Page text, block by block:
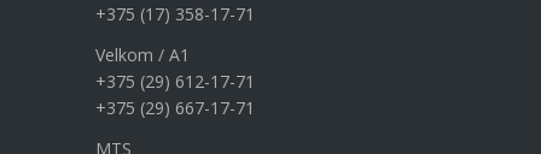
+375 (17) 358-17-71
Velkom / А1
+375 (29) 612-17-71
+375 (29) 667-17-71
MTS